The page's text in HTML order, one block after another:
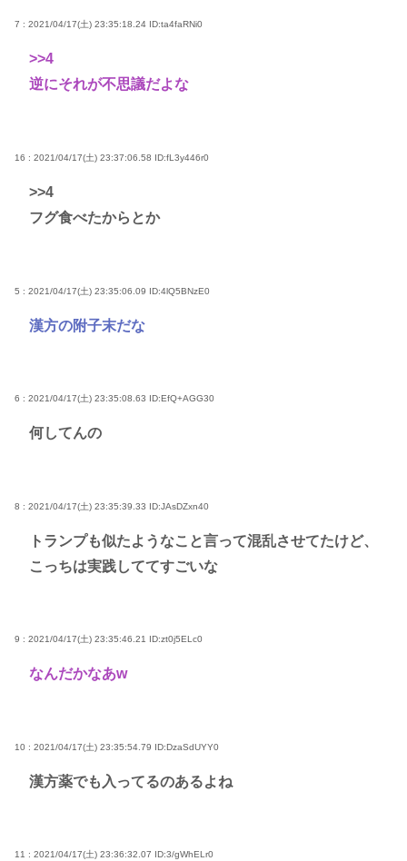
7 : 2021/04/17(土) 23:35:18.24 ID:ta4faRNi0
>>4
逆にそれが不思議だよな
16 : 2021/04/17(土) 23:37:06.58 ID:fL3y446r0
>>4
フグ食べたからとか
5 : 2021/04/17(土) 23:35:06.09 ID:4lQ5BNzE0
漢方の附子末だな
6 : 2021/04/17(土) 23:35:08.63 ID:EfQ+AGG30
何してんの
8 : 2021/04/17(土) 23:35:39.33 ID:JAsDZxn40
トランプも似たようなこと言って混乱させてたけど、
こっちは実践しててすごいな
9 : 2021/04/17(土) 23:35:46.21 ID:zt0j5ELc0
なんだかなあw
10 : 2021/04/17(土) 23:35:54.79 ID:DzaSdUYY0
漢方薬でも入ってるのあるよね
11 : 2021/04/17(土) 23:36:32.07 ID:3/gWhELr0